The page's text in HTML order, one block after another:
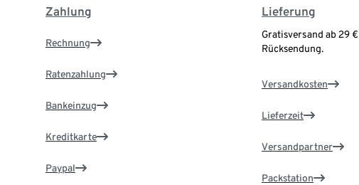
Zahlung
Rechnung
Ratenzahlung
Bankeinzug
Kreditkarte
Paypal
Lieferung
Gratisversand ab 29
Rücksendung.
Versandkosten
Lieferzeit
Versandpartner
Packstation